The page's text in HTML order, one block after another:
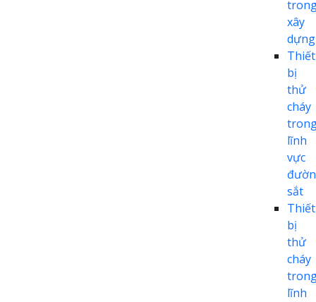
xây
dựng
Thiết
bị
thử
cháy
lĩnh
vực
sắt
Thiết
bị
thử
cháy
lĩnh